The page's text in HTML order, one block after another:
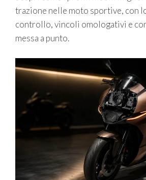
trazione nelle moto sportive, con
controllo, vincoli omologativi e
messa a punto.